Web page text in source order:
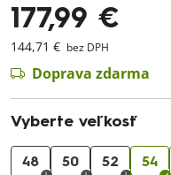
177,99 €
144,71 € bez DPH
Doprava zdarma
Vyberte veľkosť
48 50 52 54